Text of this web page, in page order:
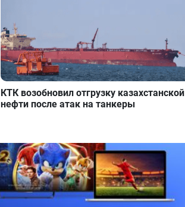
КТК возобновил отгрузку казахстанской
нефти после атак на танкеры